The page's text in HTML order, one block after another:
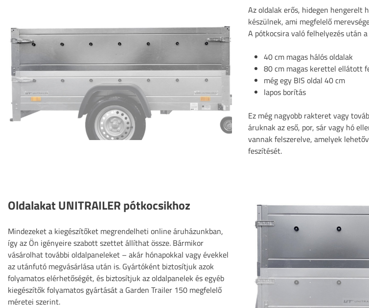
Az oldalak erős, hidegen hengerelt
készülnek, ami megfelelő
A pótkocsira való felhelyezés után
40 cm magas hálós oldalak
80 cm magas kerettel ellátott
még egy BIS oldal 40 cm
lapos borítás
Ez még nagyobb rakteret vagy
áruknak az eső, por, sár vagy hó
vannak felszerelve, amelyek
feszítését.
Oldalakat UNITRAILER pótkocsikhoz
Mindezeket a kiegészítőket megrendelheti online áruházunkban,
így az Ön igényeire szabott szettet állíthat össze. Bármikor
vásárolhat további oldalpaneleket – akár hónapokkal vagy évekkel
az utánfutó megvásárlása után is. Gyártóként biztosítjuk azok
folyamatos elérhetőségét, és biztosítjuk az oldalpanelek és egyéb
kiegészítők folyamatos gyártását a Garden Trailer 150 megfelelő
méretei szerint.